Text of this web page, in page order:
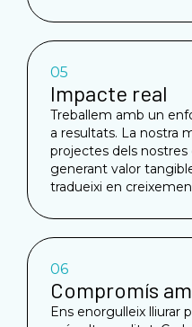
05
Impacte real
Treballem amb un
a resultats. La nostra
projectes dels nostres
generant valor
tradueixi en
06
Compromís
Ens enorgulleix lliurar